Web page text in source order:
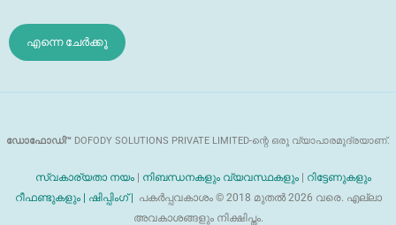
എന്നെ ചേർക്കൂ
ഡോഫോഡി™ DOFODY SOLUTIONS PRIVATE LIMITED-ന്റെ ഒരു വ്യാപാരമുദ്രയാണ്.
സ്വകാര്യതാ നയം നിബന്ധനകളും വ്യവസ്ഥകളും
റിട്ടേണുകളും
റീഫണ്ടുകളും |
ഷിപ്പിംഗ് |
പകർപ്പവകാശം © 2018 മുതൽ 2026 വരെ. എല്ലാ
അവകാശങ്ങളും നിക്ഷിപ്തം.